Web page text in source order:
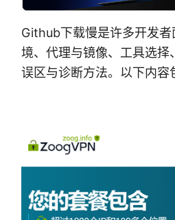
Github下载慢是许多开发
境、代理与镜像、工具选
误区与诊断方法。以下内容